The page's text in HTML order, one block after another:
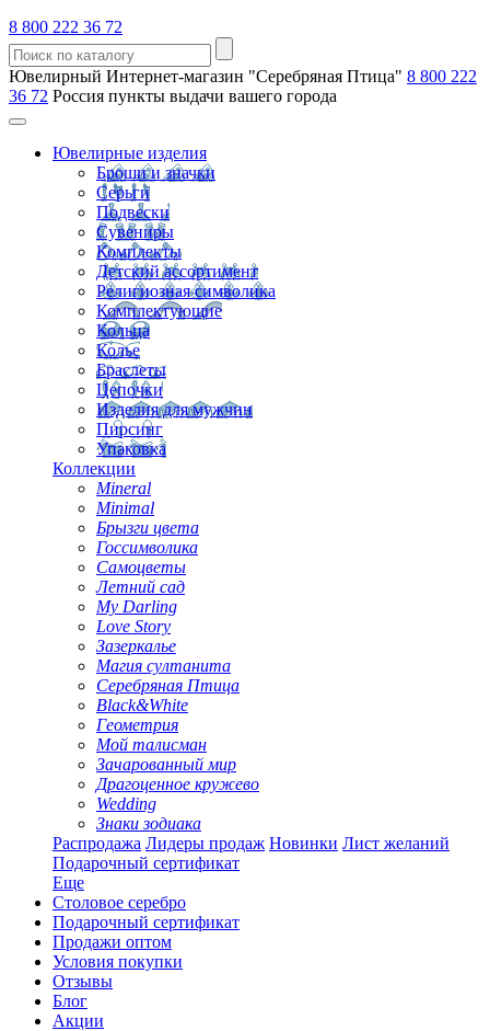
8 800 222 36 72
Ювелирный Интернет-магазин "Серебряная Птица" 8 800 222
36 72 Россия пункты выдачи вашего города
Ювелирные изделия
Броши и значки
Серьги
Подвески
Сувениры
Комплекты
Детский ассортимент
Религиозная символика
Комплектующие
Кольца
Колье
Браслеты
Цепочки
Изделия для мужчин
Пирсинг
Упаковка
Коллекции
Mineral
Minimal
Брызги цвета
Госсимволика
Самоцветы
Летний сад
My Darling
Love Story
Зазеркалье
Магия султанита
Серебряная Птица
Black&White
Геометрия
Мой талисман
Зачарованный мир
Драгоценное кружево
Wedding
Знаки зодиака
Распродажа Лидеры продаж Новинки Лист желаний
Подарочный сертификат
Еще
Столовое серебро
Подарочный сертификат
Продажи оптом
Условия покупки
Отзывы
Блог
Акции